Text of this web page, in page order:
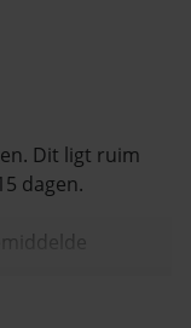
Dit ligt ruim
dagen.